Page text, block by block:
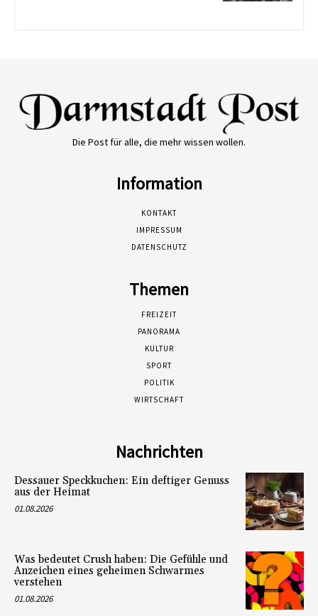
Die Post für alle, die mehr wissen wollen.
Information
KONTAKT
IMPRESSUM
DATENSCHUTZ
Themen
FREIZEIT
PANORAMA
KULTUR
SPORT
POLITIK
WIRTSCHAFT
Nachrichten
Dessauer Speckkuchen: Ein deftiger Genuss
aus der Heimat
01.08.2026
Was bedeutet Crush haben: Die Gefühle und
Anzeichen eines geheimen Schwarmes
verstehen
01.08.2026